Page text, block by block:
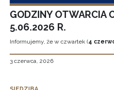
GODZINY OTWARCIA
5.06.2026 R.
Informujemy, że w czwartek (4
3 czerwca, 2026